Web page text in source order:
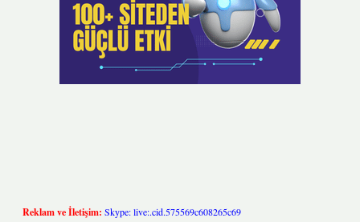
Reklam ve İletişim: Skype: live:.cid.575569c608265c69